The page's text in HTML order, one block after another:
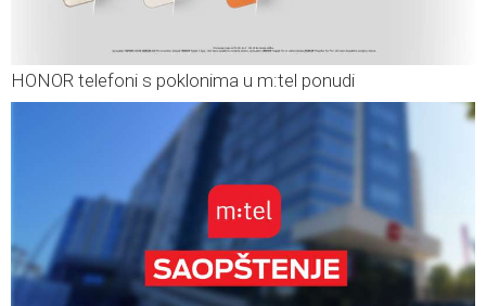
HONOR telefoni s poklonima u m:tel ponudi